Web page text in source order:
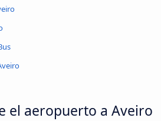
el aeropuerto a Aveiro